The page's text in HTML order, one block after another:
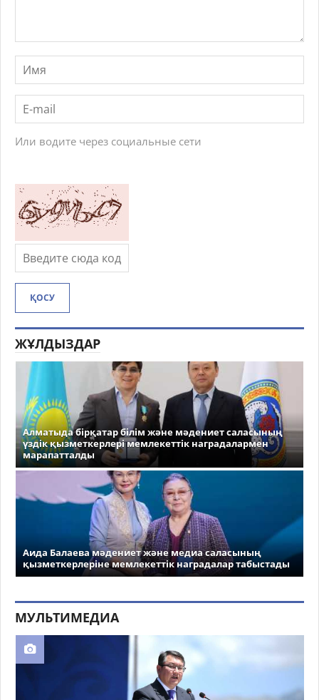
Или водите через социальные сети
ҚОСУ
ЖҰЛДЫЗДАР
Алматыда бірқатар білім және мәдениет саласының
үздік қызметкерлері мемлекеттік наградалармен
марапатталды
Аида Балаева мәдениет және медиа саласының
қызметкерлеріне мемлекеттік наградалар табыстады
МУЛЬТИМЕДИА